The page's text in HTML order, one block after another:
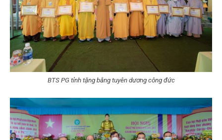
BTS PG tỉnh tặng bằng tuyên dương công đức